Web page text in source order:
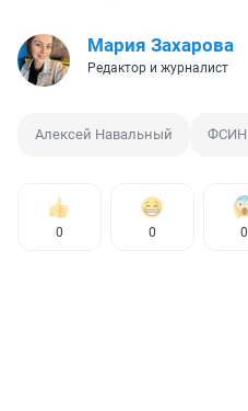
Мария Захарова
Редактор и журналист
Алексей Навальный ФСИН
0 0 0